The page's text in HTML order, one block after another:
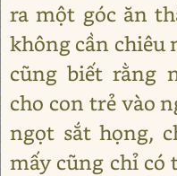
ra một góc ăn
không cần chiêu
cũng biết rằng
cho con trẻ vào
ngọt sắt họng,
mấy cũng chỉ có